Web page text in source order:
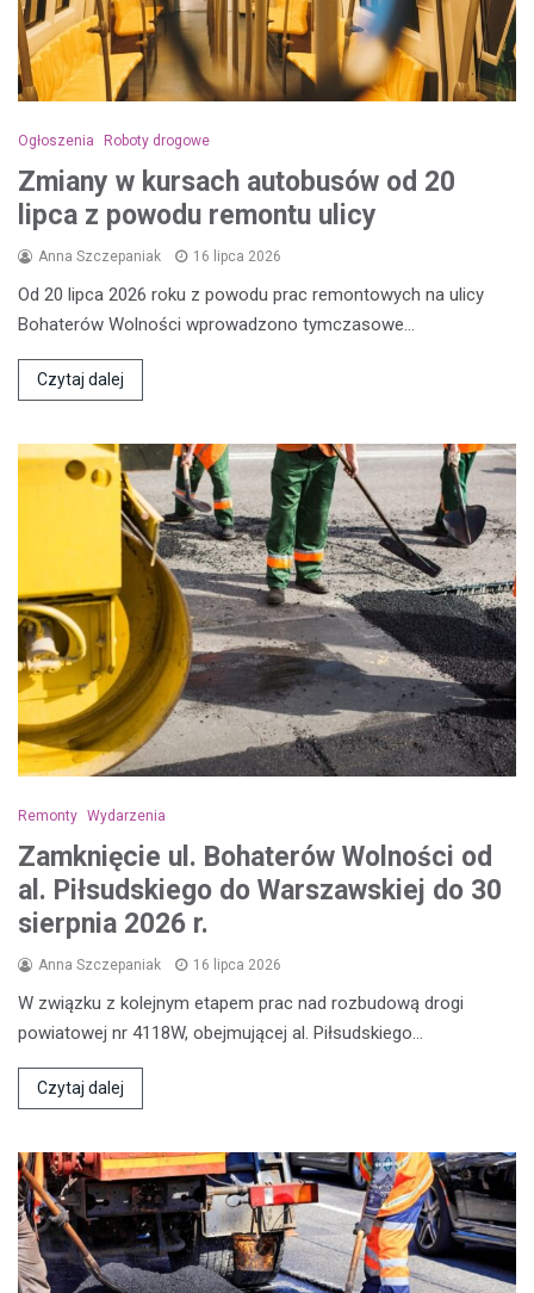
Ogłoszenia Roboty drogowe
Zmiany w kursach autobusów od 20
lipca z powodu remontu ulicy
Anna Szczepaniak 16 lipca 2026
Od 20 lipca 2026 roku z powodu prac remontowych na ulicy
Bohaterów Wolności wprowadzono tymczasowe…
Czytaj dalej
Remonty Wydarzenia
Zamknięcie ul. Bohaterów Wolności od
al. Piłsudskiego do Warszawskiej do 30
sierpnia 2026 r.
Anna Szczepaniak 16 lipca 2026
W związku z kolejnym etapem prac nad rozbudową drogi
powiatowej nr 4118W, obejmującej al. Piłsudskiego…
Czytaj dalej